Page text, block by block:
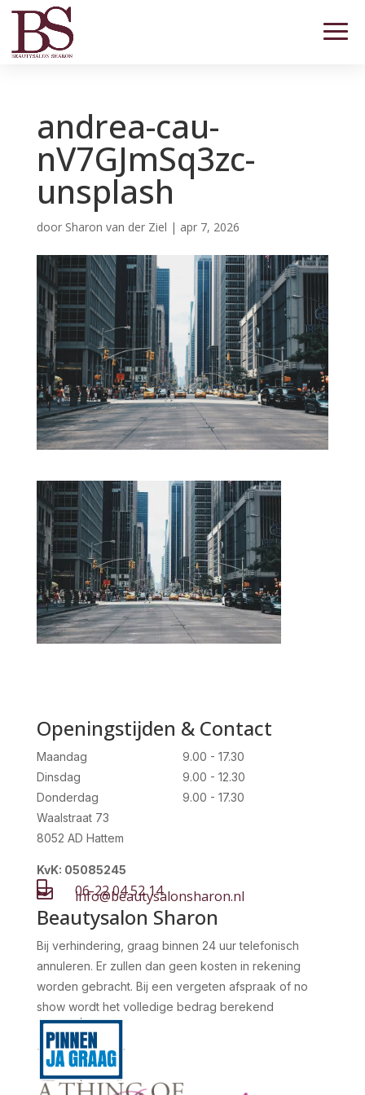
andrea-cau-
nV7GJmSq3zc-
unsplash
door Sharon van der Ziel | apr 7, 2026
Openingstijden & Contact
Maandag
Dinsdag
Donderdag
9.00 - 17.30
9.00 - 12.30
9.00 - 17.30
Waalstraat 73
8052 AD Hattem
KvK: 05085245
 06-22 04 52 14
 info@beautysalonsharon.nl
Beautysalon Sharon
Bij verhindering, graag binnen 24 uur telefonisch
annuleren. Er zullen dan geen kosten in rekening
worden gebracht. Bij een vergeten afspraak of no
show wordt het volledige bedrag berekend